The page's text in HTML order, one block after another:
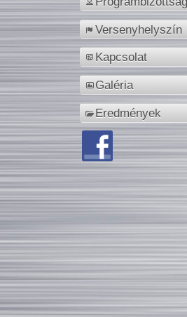
Versenyhelyszín
Kapcsolat
Galéria
Eredmények